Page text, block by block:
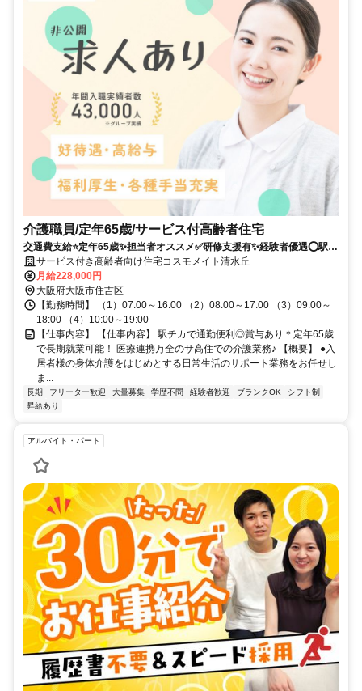
介護職員/定年65歳/サービス付高齢者住宅
交通費支給⭐️定年65歳✨担当者オススメ✅️研修支援有✨経験者優遇⭕️駅チ
カ サービス付き高齢者向け住宅コスモメイト清水丘
月給228,000円
大阪府大阪市住吉区
【勤務時間】 （1）07:00～16:00 （2）08:00～17:00 （3）09:00～
18:00 （4）10:00～19:00
【仕事内容】 【仕事内容】 駅チカで通勤便利◎賞与あり＊定年65歳
で長期就業可能！ 医療連携万全のサ高住での介護業務♪ 【概要】 ●入
居者様の身体介護をはじめとする日常生活のサポート業務をお任せし
ま...
長期 フリーター歓迎 大量募集 学歴不問 経験者歓迎 ブランクOK
シフト制
昇給あり
アルバイト・パート